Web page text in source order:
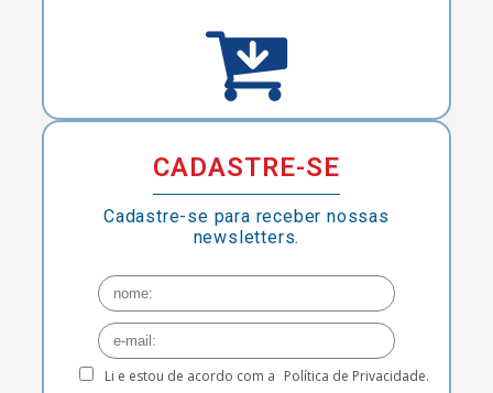
CADASTRE-SE
Cadastre-se para receber nossas
newsletters.
Li e estou de acordo com a Política de Privacidade.